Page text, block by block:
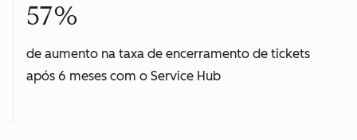
57%
de aumento na taxa de encerramento de tickets
após 6 meses com o Service Hub